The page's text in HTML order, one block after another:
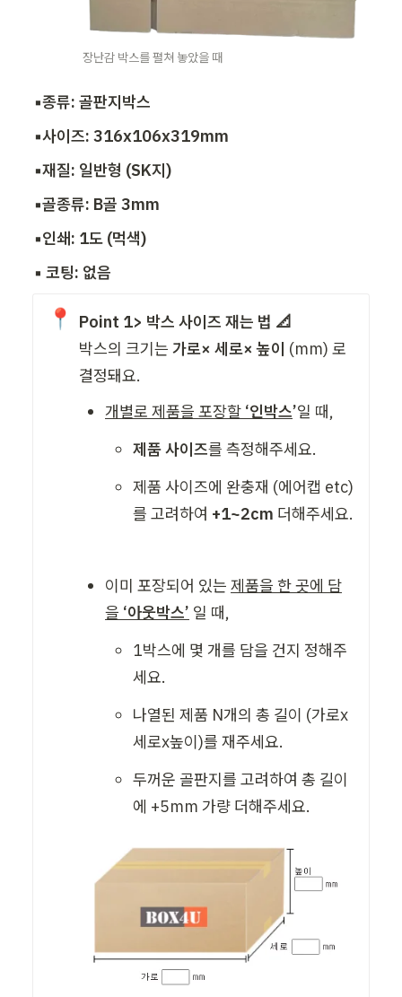
장난감 박스를 펼쳐 놓았을 때
▪️종류: 골판지박스
▪️사이즈: 316x106x319mm
▪️재질: 일반형 (SK지)
▪️골종류: B골 3mm
▪️인쇄: 1도 (먹색)
▪️ 코팅: 없음
📍
Point 1> 박스 사이즈 재는 법 📐
박스의 크기는 가로× 세로× 높이 (mm) 로
결정돼요.
개별로 제품을 포장할 ‘인박스’일 때,
제품 사이즈를 측정해주세요.
제품 사이즈에 완충재 (에어캡 etc)
를 고려하여 +1~2cm
이미 포장되어 있는 제품을 한 곳에 담
을 ‘아웃박스’ 일 때,
1박스에 몇 개를 담을 건지 정해주
세요.
나열된 제품 N개의 총 길이 (가로x
세로x높이)를 재주세요.
두꺼운 골판지를 고려하여 총 길이
에 +5mm 가량 더해주세요.